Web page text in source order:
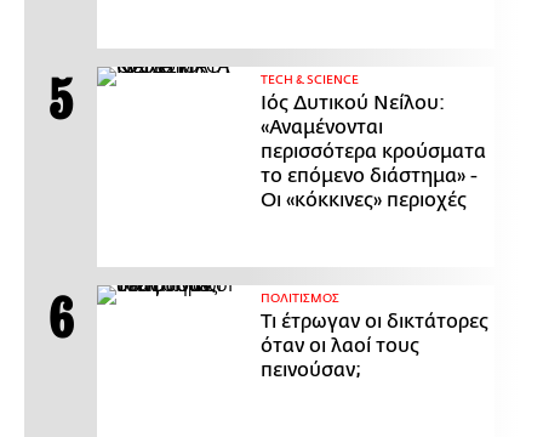
ΤECH & SCIENCE
Ιός Δυτικού Νείλου:
«Αναμένονται
περισσότερα κρούσματα
το επόμενο διάστημα» -
Οι «κόκκινες» περιοχές
ΠΟΛΙΤΙΣΜΟΣ
Τι έτρωγαν οι δικτάτορες
όταν οι λαοί τους
πεινούσαν;